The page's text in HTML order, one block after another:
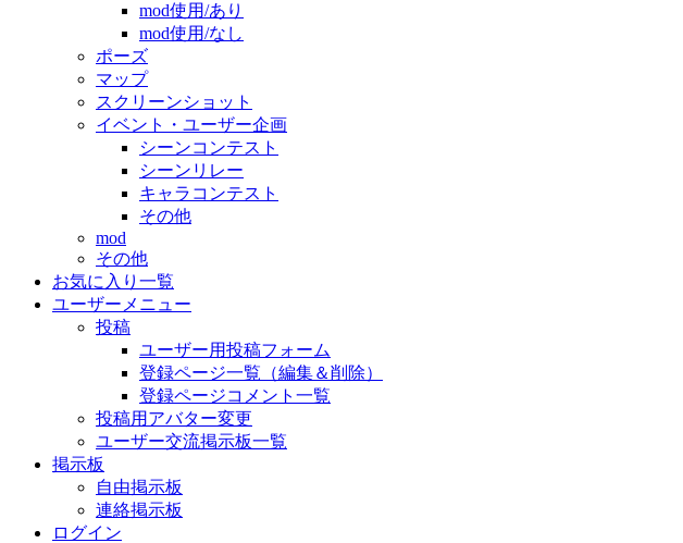
mod使用/あり
mod使用/なし
ポーズ
マップ
スクリーンショット
イベント・ユーザー企画
シーンコンテスト
シーンリレー
キャラコンテスト
その他
mod
その他
お気に入り一覧
ユーザーメニュー
投稿
ユーザー用投稿フォーム
登録ページ一覧（編集＆削除）
登録ページコメント一覧
投稿用アバター変更
ユーザー交流掲示板一覧
掲示板
自由掲示板
連絡掲示板
ログイン